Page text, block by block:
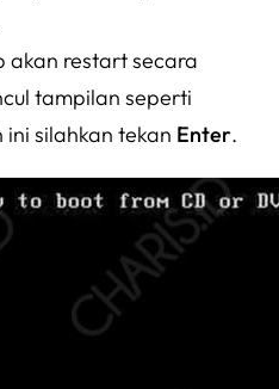
akan restart secara
tampilan seperti
silahkan tekan Enter.